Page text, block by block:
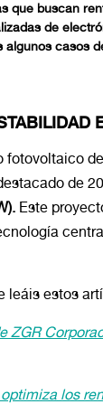
que buscan
de
casos
de
Este
leáis estos
ZGR
los